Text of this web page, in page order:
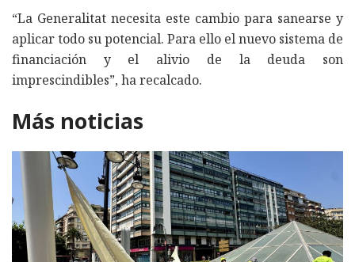
“La Generalitat necesita este cambio para sanearse y
aplicar todo su potencial. Para ello el nuevo sistema de
financiación y el alivio de la deuda son
imprescindibles”, ha recalcado.
Más noticias